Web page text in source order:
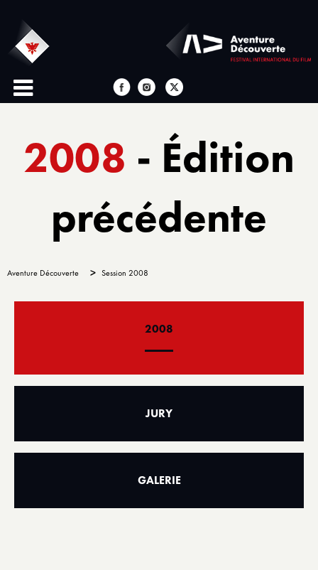
2008 - Édition
précédente
Aventure Découverte > Session 2008
2008
JURY
GALERIE